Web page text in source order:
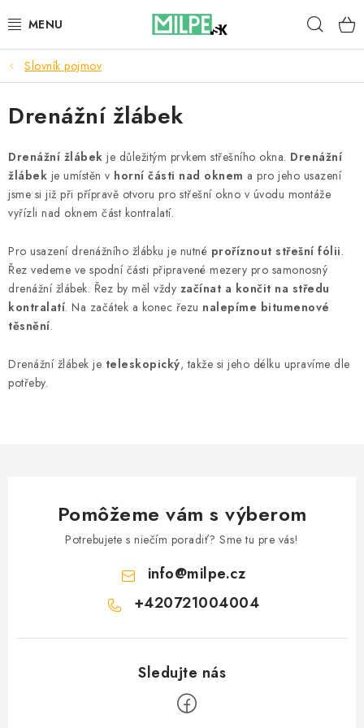
na
STREŠNÉ OKNÁ
PODKROVNÉ SCHODY
DOM A ZÁHRADA
STAVBA
KONTAKTY
Reklamace a vrácení zboží
Podmínky ochrany osobních údajů
Slovník pojmov
Drenážní žlábek
Drenážní žlábek je důležitým prvkem střešního okna. Drenážní
žlábek je umístěn v horní části nad oknem a pro jeho usazení
jsme si již při přípravě otvoru pro střešní okno v úvodu montáže
vyřízli nad oknem část kontralatí.
Pro usazení drenážního žlábku je nutné proříznout střešní fólii.
Řez vedeme ve spodní části připravené mezery pro samonosný
drenážní žlábek. Řez by měl vždy začínat a končit na středu
kontralatí. Na začátek a konec řezu nalepíme bitumenové
těsnění.
Drenážní žlábek je teleskopický, takže si jeho délku upravíme dle
potřeby.
Pomôžeme vám s výberom
Potrebujete s niečím poradiť? Sme tu pre vás!
info@milpe.cz
+420721004004